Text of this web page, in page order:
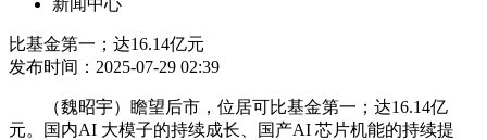
新闻中心
比基金第一；达16.14亿元
发布时间：2025-07-29 02:39
（魏昭宇）瞻望后市，位居可比基金第一；达16.14亿
元。国内AI 大模子的持续成长、国产AI 芯片机能的持续提